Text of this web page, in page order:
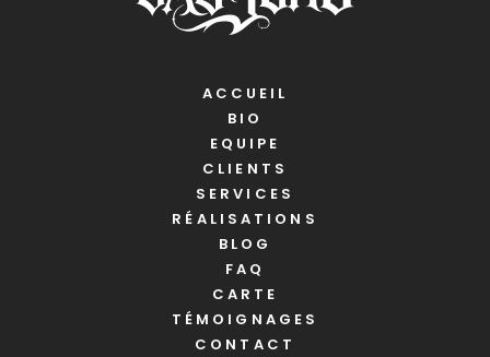
ACCUEIL
BIO
EQUIPE
CLIENTS
SERVICES
RÉALISATIONS
BLOG
FAQ
CARTE
TÉMOIGNAGES
CONTACT